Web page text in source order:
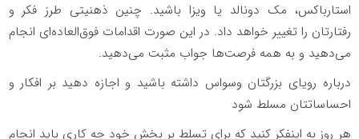
استارباکس، مک دونالد یا ویزا باشید. چنین ذهنیتی طرز فکر و
رفتارتان را تغییر خواهد داد. در این صورت اقدامات فوق‌العاده‌ای انجام
می‌دهید و به همه فرصت‌ها جواب مثبت می‌دهید.
درباره رویای بزرگتان وسواس داشته باشید و اجازه دهید بر افکار و
احساساتتان مسلط شود
هر روز به اینفکر کنید که برای تسلط بر بخش خود چه کاری باید انجام